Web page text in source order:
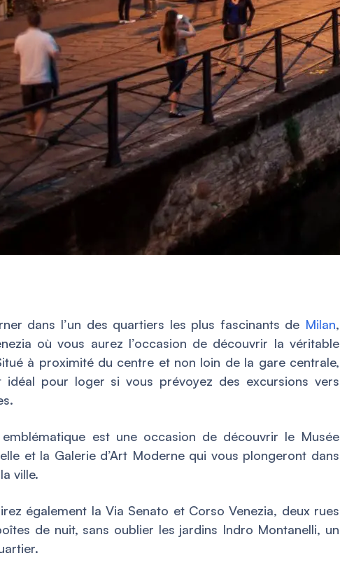
dans l’un des quartiers les plus fascinants de Milan,
où vous aurez l’occasion de découvrir la véritable
à proximité du centre et non loin de la gare centrale,
idéal pour loger si vous prévoyez des excursions vers
est une occasion de découvrir le Musée
et la Galerie d’Art Moderne qui vous plongeront dans
ville.
également la Via Senato et Corso Venezia, deux rues
de nuit, sans oublier les jardins Indro Montanelli, un